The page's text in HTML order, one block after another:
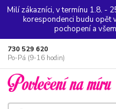
Milí zákazníci, v termínu 1.8. -
korespondenci budu opět
pochopení a
730 529 620
Po-Pá (9-16 hodin)